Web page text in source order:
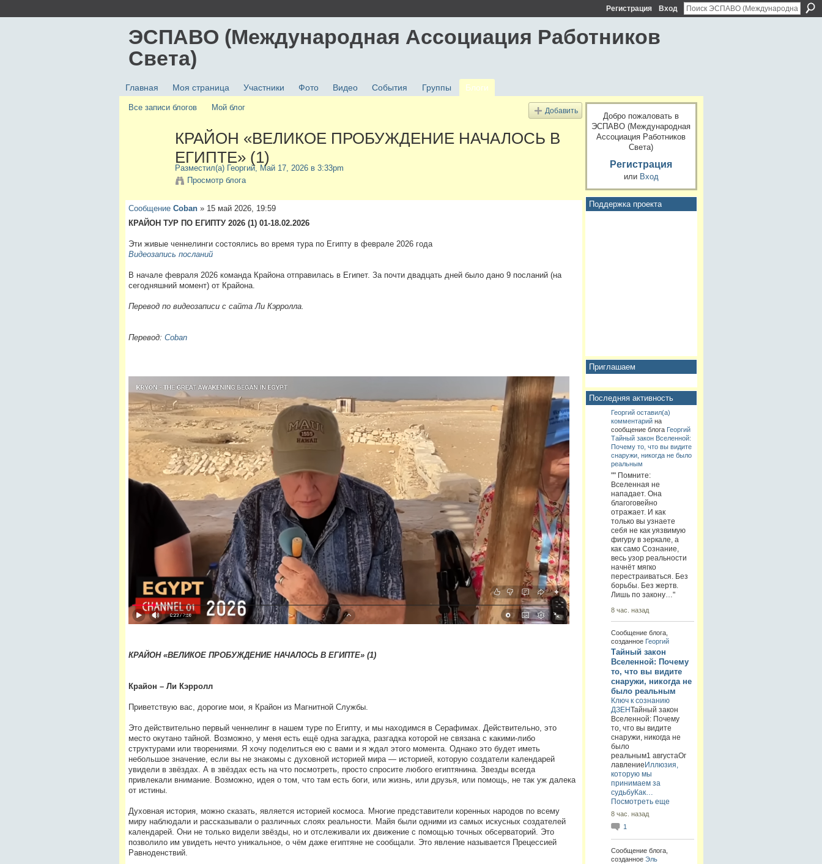
Регистрация Вход
ЭСПАВО (Международная Ассоциация Работников
Света)
Главная Моя страница Участники Фото Видео События Группы Блоги
Все записи блогов Мой блог Добавить
КРАЙОН «ВЕЛИКОЕ ПРОБУЖДЕНИЕ НАЧАЛОСЬ В
ЕГИПТЕ» (1)
Разместил(а) Георгий, Май 17, 2026 в 3:33pm
Просмотр блога
Сообщение Coban » 15 май 2026, 19:59
КРАЙОН ТУР ПО ЕГИПТУ 2026 (1) 01-18.02.2026
Эти живые ченнелинги состоялись во время тура по Египту в феврале 2026 года
Видеозапись посланий
В начале февраля 2026 команда Крайона отправилась в Египет. За почти двадцать дней было дано 9 посланий (на
сегодняшний момент) от Крайона.
Перевод по видеозаписи с сайта Ли Кэрролла.
Перевод: Coban
КРАЙОН «ВЕЛИКОЕ ПРОБУЖДЕНИЕ НАЧАЛОСЬ В ЕГИПТЕ» (1)
Крайон – Ли Кэрролл
Приветствую вас, дорогие мои, я Крайон из Магнитной Службы.
Это действительно первый ченнелинг в нашем туре по Египту, и мы находимся в Серафимах. Действительно, это
место окутано тайной. Возможно, у меня есть ещё одна загадка, разгадка которой не связана с какими-либо
структурами или творениями. Я хочу поделиться ею с вами и я ждал этого момента. Однако это будет иметь
небольшое значение, если вы не знакомы с духовной историей мира — историей, которую создатели календарей
увидели в звёздах. А в звёздах есть на что посмотреть, просто спросите любого египтянина. Звезды всегда
привлекали внимание. Возможно, идея о том, что там есть боги, или жизнь, или друзья, или помощь, не так уж далека
от истины.
Духовная история, можно сказать, является историей космоса. Многие представители коренных народов по всему
миру наблюдали и рассказывали о различных слоях реальности. Майя были одними из самых искусных создателей
календарей. Они не только видели звёзды, но и отслеживали их движение с помощью точных обсерваторий. Это
позволило им увидеть нечто уникальное, о чём даже египтяне не сообщали. Это явление называется Прецессией
Равноденствий.
Добро пожаловать в
ЭСПАВО (Международная
Ассоциация Работников
Света)
Регистрация
или Вход
Поддержка проекта
Приглашаем
Последняя активность
Георгий оставил(а)
комментарийна
сообщение блога Георгий
Тайный закон Вселенной:
Почему то, что вы видите
снаружи, никогда не было
реальным
"" Помните:
Вселенная не
нападает. Она
благоговейно
отражает. И как
только вы узнаете
себя не как уязвимую
фигуру в зеркале, а
как само Сознание,
весь узор реальности
начнёт мягко
перестраиваться. Без
борьбы. Без жертв.
Лишь по закону…"
8 час. назад
Сообщение блога,
созданное Георгий
Тайный закон
Вселенной: Почему
то, что вы видите
снаружи, никогда не
было реальным
Ключ к сознанию
ДЗЕНТайный закон
Вселенной: Почему
то, что вы видите
снаружи, никогда не
было
реальным1 августаОг
лавлениеИллюзия,
которую мы
принимаем за
судьбуКак…
Посмотреть еще
8 час. назад
1
Сообщение блога,
созданное Эль